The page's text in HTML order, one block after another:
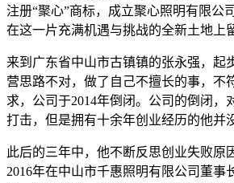
注册“聚心”商标，成立聚心照明有限公
在这一片充满机遇与挑战的全新土地上
来到广东省中山市古镇镇的张永强，起
营思路不对，做了自己不擅长的事，不
求，公司于2014年倒闭。公司的倒闭，
打击，但是拥有十余年创业经历的他并
此后的三年中，他不断反思创业失败原
2016年在中山市千惠照明有限公司董事